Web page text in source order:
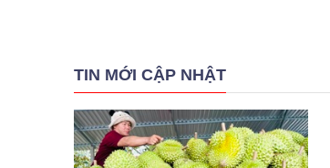
TIN MỚI CẬP NHẬT